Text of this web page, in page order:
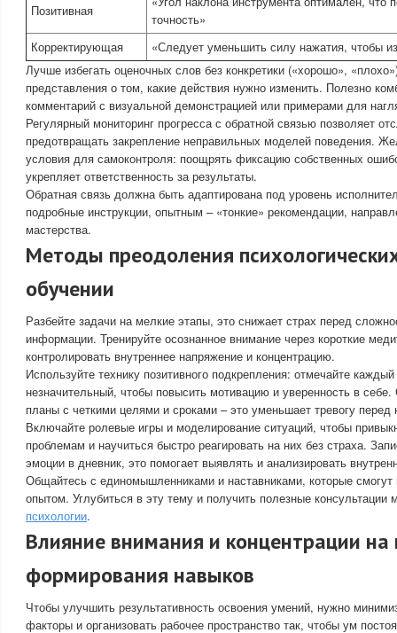
Позитивная
точность»
Корректирующая
«Следует уменьшить силу нажатия, чтобы
Лучше избегать оценочных слов без конкретики («хорошо»,
представления о том, какие действия нужно изменить. Полезно
комментарий с визуальной демонстрацией или примерами для
Регулярный мониторинг прогресса с обратной связью позволяет
предотвращать закрепление неправильных моделей поведения.
условия для самоконтроля: поощрять фиксацию собственных
укрепляет ответственность за результаты.
Обратная связь должна быть адаптирована под уровень
подробные инструкции, опытным – «тонкие» рекомендации,
мастерства.
Методы преодоления
обучении
Разбейте задачи на мелкие этапы, это снижает страх перед
информации. Тренируйте осознанное внимание через короткие
контролировать внутреннее напряжение и концентрацию.
Используйте технику позитивного подкрепления: отмечайте
незначительный, чтобы повысить мотивацию и уверенность в себе.
планы с четкими целями и сроками – это уменьшает тревогу
Включайте ролевые игры и моделирование ситуаций, чтобы
проблемам и научиться быстро реагировать на них без страха.
эмоции в дневник, это помогает выявлять и анализировать
Общайтесь с единомышленниками и наставниками, которые
опытом. Углубиться в эту тему и получить полезные
психологии.
Влияние внимания и концентрации на
формирования навыков
Чтобы улучшить результативность освоения умений, нужно
факторы и организовать рабочее пространство так, чтобы ум